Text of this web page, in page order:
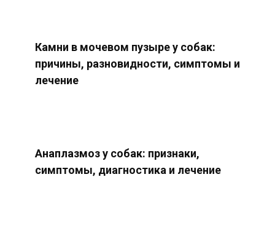
Камни в мочевом пузыре у собак:
причины, разновидности, симптомы и
лечение
Анаплазмоз у собак: признаки,
симптомы, диагностика и лечение